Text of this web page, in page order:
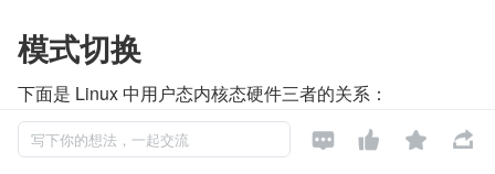
模式切换
下面是 Linux 中用户态内核态硬件三者的关系：
用户态
写下你的想法，一起交流    